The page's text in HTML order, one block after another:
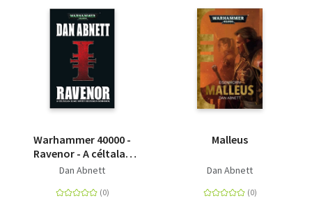
Warhammer 40000 -
Ravenor - A céltalan
elme sötét helyeken
Dan Abnett
Malleus
Dan Abnett